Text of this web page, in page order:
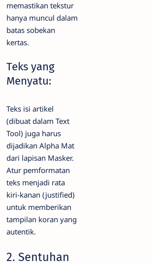
memastikan tekstur
hanya muncul dalam
batas sobekan
kertas.
Teks yang
Menyatu:
Teks isi artikel
(dibuat dalam Text
Tool) juga harus
dijadikan Alpha Mat
dari lapisan Masker.
Atur pemformatan
teks menjadi rata
kiri-kanan (justified)
untuk memberikan
tampilan koran yang
autentik.
2. Sentuhan